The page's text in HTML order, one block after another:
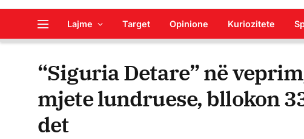
Lajme Target Opinione Kuriozitete
“Siguria Detare” në
mjete lundruese, bllokon
det